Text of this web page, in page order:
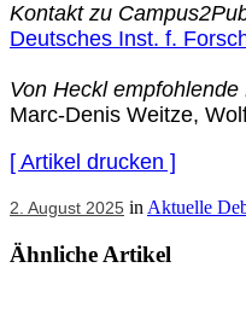
Kontakt zu
Deutsches Inst. f.
Von Heckl
Marc-Denis Weitze,
[ Artikel drucken ]
2. August 2025 in Aktuelle
Ähnliche Artikel